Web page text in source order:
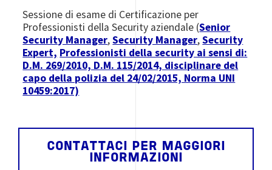
Sessione di esame di Certificazione per
Professionisti della Security aziendale (Senior
Security Manager,Security Manager,Security
Expert, Professionisti della security ai sensi di:
D.M. 269/2010, D.M. 115/2014, disciplinare del
capo della polizia del 24/02/2015, Norma UNI
10459:2017)
CONTATTACI PER MAGGIORI
INFORMAZIONI